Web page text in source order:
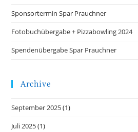
Sponsortermin Spar Prauchner
Fotobuchübergabe + Pizzabowling 2024
Spendenübergabe Spar Prauchner
Archive
September 2025(1)
Juli 2025(1)